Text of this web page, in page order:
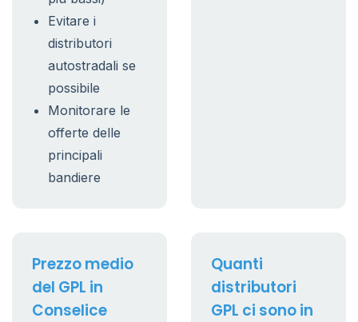
Evitare i
distributori
autostradali se
possibile
Monitorare le
offerte delle
principali
bandiere
Prezzo medio
del GPL in
Conselice
Quanti
distributori
GPL ci sono in